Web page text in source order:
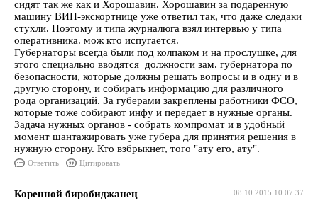
сидят так же как и Хорошавин. Хорошавин за подаренную
машину ВИП-экскортнице уже ответил так, что даже следаки
стухли. Поэтому и типа журналюга взял интервью у типа
оперативника. мож кто испугается.
Губернаторы всегда были под колпаком и на прослушке, для
этого специально вводятся должности зам. губернатора по
безопасности, которые должны решать вопросы и в одну и в
другую сторону, и собирать информацию для различного
рода организаций. За губерами закреплены работники ФСО,
которые тоже собирают инфу и передает в нужные органы.
Задача нужных органов - собрать компромат и в удобный
момент шантажировать уже губера для принятия решения в
нужную сторону. Кто взбрыкнет, того "ату его, ату".
Ответить Цитировать
08.10.2015 10:07:37
Коренной биробиджанец